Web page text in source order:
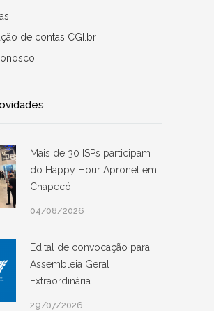
de contas CGI.br
Mais de 30 ISPs participam
do Happy Hour Apronet em
Chapecó
04/08/2026
Edital de convocação para
Assembleia Geral
Extraordinária
29/07/2026